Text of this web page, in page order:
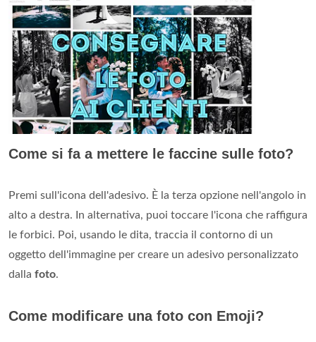
Come si fa a mettere le faccine sulle foto?
Premi sull'icona dell'adesivo. È la terza opzione nell'angolo in
alto a destra. In alternativa, puoi toccare l'icona che raffigura
le forbici. Poi, usando le dita, traccia il contorno di un
oggetto dell'immagine per creare un adesivo personalizzato
dalla foto.
Come modificare una foto con Emoji?